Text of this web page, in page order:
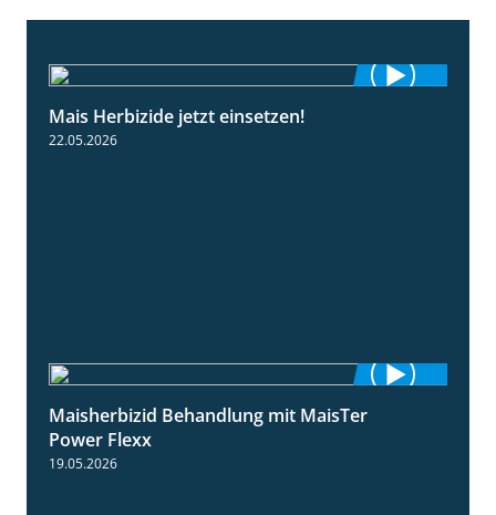
Mais Herbizide jetzt einsetzen!
22.05.2026
Maisherbizid Behandlung mit MaisTer
Power Flexx
19.05.2026